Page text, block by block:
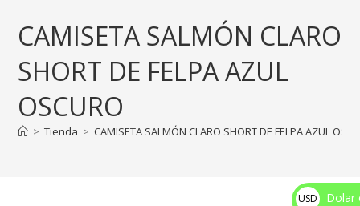
CAMISETA SALMÓN CLARO
SHORT DE FELPA AZUL
OSCURO
> Tienda > CAMISETA SALMÓN CLARO SHORT DE FELPA AZUL
USD
Dolar